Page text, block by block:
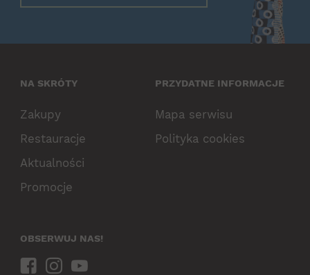
NA SKRÓTY
Zakupy
Restauracje
Aktualności
Promocje
PRZYDATNE INFORMACJE
Mapa serwisu
Polityka cookies
OBSERWUJ NAS!